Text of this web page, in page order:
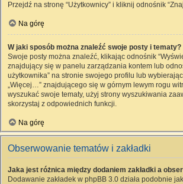
Przejdź na stronę “Użytkownicy” i kliknij odnośnik
Na górę
W jaki sposób można znaleźć swoje posty i tematy?
Swoje posty można znaleźć, klikając odnośnik
znajdujący się w panelu zarządzania kontem lub
użytkownika” na stronie swojego profilu lub wybierając
„Więcej…” znajdującego się w górnym lewym rogu
wyszukać swoje tematy, użyj strony wyszukiwania
skorzystaj z odpowiednich funkcji.
Na górę
Obserwowanie tematów i zakładki
Jaka jest różnica między dodaniem zakładki a
Dodawanie zakładek w phpBB 3.0 działa podobnie